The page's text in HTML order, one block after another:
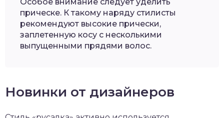
прическе. К такому наряду стилисты
рекомендуют высокие прически,
заплетенную косу с несколькими
выпущенными прядями волос.
Новинки от дизайнеров